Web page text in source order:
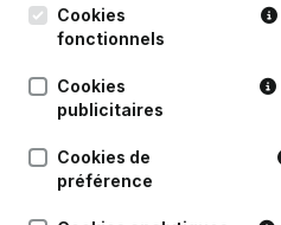
Publicationsde Wdb
Date
13-09-2016 Capital
Cookies
fonctionnels
Cookies
publicitaires
Cookies de
préférence